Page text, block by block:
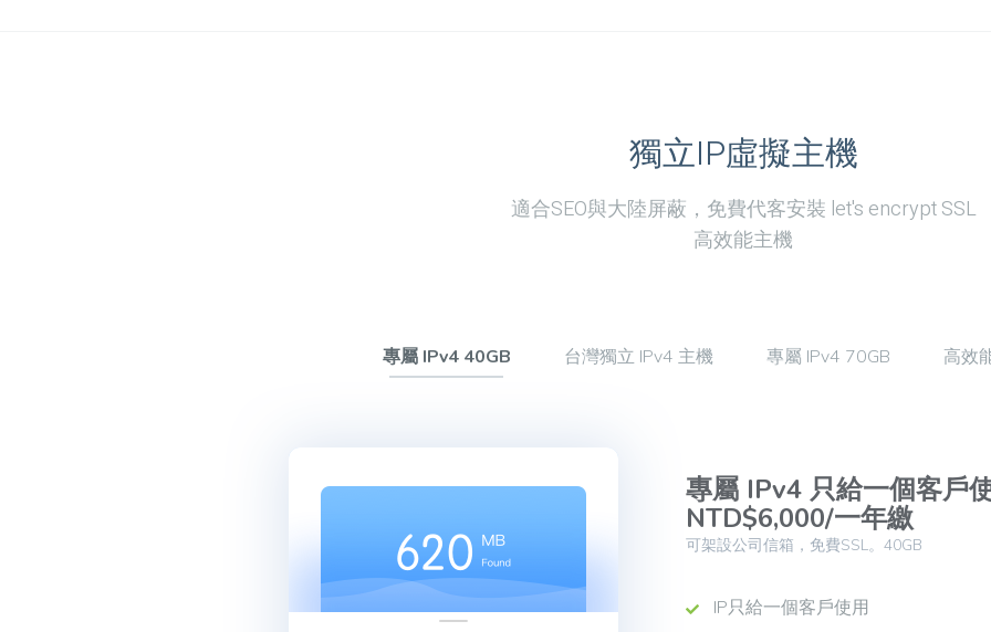
獨立IP虛擬主機
適合SEO與大陸屏蔽，免費代客安裝 let's encrypt SSL
高效能主機
專屬 IPv4 40GB 台灣獨立 IPv4 主機 專屬 IPv4 70GB 高效
專屬 IPv4 只給一個客戶
NTD$6,000/一年繳
可架設公司信箱，免費SSL。40GB
IP只給一個客戶使用